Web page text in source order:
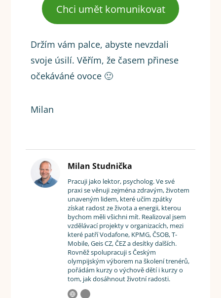
Chci umět komunikovat
Držím vám palce, abyste nevzdali
svoje úsilí. Věřím, že časem přinese
očekáváné ovoce 🙂
Milan
Milan Studnička
Pracuji jako lektor, psycholog. Ve své
praxi se věnuji zejména zdravým, životem
unaveným lidem, které učím zpátky
získat radost ze života a energii, kterou
bychom měli všichni mít. Realizoval jsem
vzdělávací projekty v organizacích, mezi
které patří Vodafone, KPMG, ČSOB, T-
Mobile, Geis CZ, ČEZ a desítky dalších.
Rovněž spolupracuji s Českým
olympijským výborem na školení trenérů,
pořádám kurzy o výchově dětí i kurzy o
tom, jak dosáhnout životní radosti.